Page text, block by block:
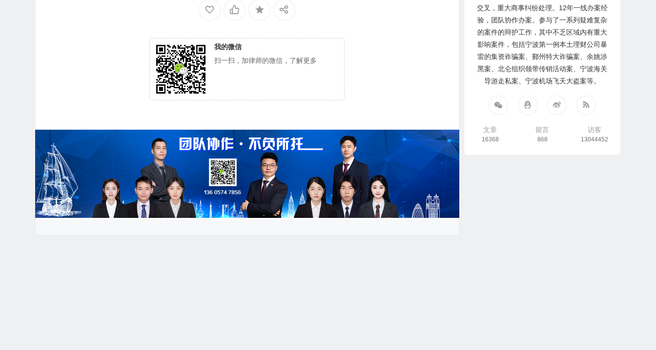
我的微信
扫一扫，加律师的微信，了解更多
交叉，重大商事纠纷处理。12年一线办案经
验，团队协作办案。参与了一系列疑难复杂
的案件的辩护工作，其中不乏区域内有重大
影响案件，包括宁波第一例本土理财公司暴
雷的集资诈骗案、鄞州特大诈骗案、余姚涉
黑案、北仑组织领带传销活动案、宁波海关
导游走私案、宁波机场飞天大盗案等。
文章
16368
留言
868
访客
13044452